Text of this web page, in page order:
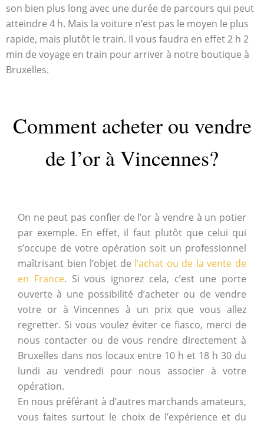
son bien plus long avec une durée de parcours qui peut
atteindre 4 h. Mais la voiture n’est pas le moyen le plus
rapide, mais plutôt le train. Il vous faudra en effet 2 h 2
min de voyage en train pour arriver à notre boutique à
Bruxelles.
Comment acheter ou vendre
de l’or à Vincennes?
On ne peut pas confier de l’or à vendre à un potier
par exemple. En effet, il faut plutôt que celui qui
s’occupe de votre opération soit un professionnel
maîtrisant bien l’objet de l’achat ou de la vente de
en France. Si vous ignorez cela, c’est une porte
ouverte à une possibilité d’acheter ou de vendre
votre or à Vincennes à un prix que vous allez
regretter. Si vous voulez éviter ce fiasco, merci de
nous contacter ou de vous rendre directement à
Bruxelles dans nos locaux entre 10 h et 18 h 30 du
lundi au vendredi pour nous associer à votre
opération.
En nous préférant à d’autres marchands amateurs,
vous faites surtout le choix de l’expérience et du